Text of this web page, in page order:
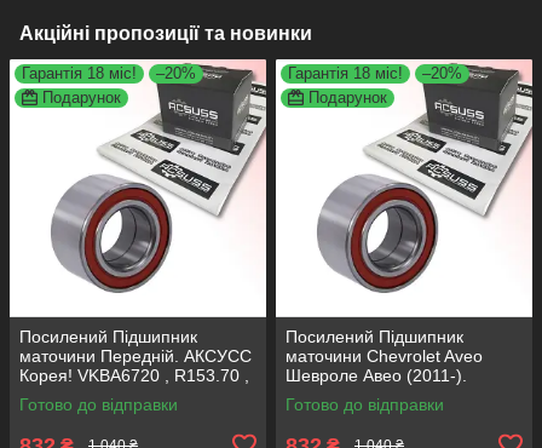
Акційні пропозиції та новинки
Гарантія 18 міс!
–20%
Подарунок
Посилений Підшипник
маточини Передній. АКСУСС
Корея! VKBA6720 , R153.70 ,
713644970
Готово до відправки
Гарантія 18 міс!
–20%
Подарунок
Посилений Підшипник
маточини Chevrolet Aveo
Шевроле Авео (2011-).
Передній. АКСУСС Корея!
VKBA6720 , R153.70 ,
Готово до відправки